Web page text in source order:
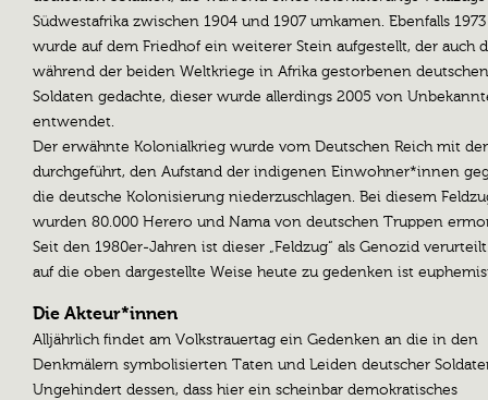
Südwestafrika zwischen 1904 und 1907 umkamen. Ebenfalls 1973
wurde auf dem Friedhof ein weiterer Stein aufgestellt, der auch
während der beiden Weltkriege in Afrika gestorbenen deutschen
Soldaten gedachte, dieser wurde allerdings 2005 von
entwendet.
Der erwähnte Kolonialkrieg wurde vom Deutschen Reich mit
durchgeführt, den Aufstand der indigenen Einwohner*innen
die deutsche Kolonisierung niederzuschlagen. Bei diesem
wurden 80.000 Herero und Nama von deutschen Truppen
Seit den 1980er-Jahren ist dieser „Feldzug“ als Genozid
auf die oben dargestellte Weise heute zu gedenken ist
Die Akteur*innen
Alljährlich findet am Volkstrauertag ein Gedenken an die in den
Denkmälern symbolisierten Taten und Leiden deutscher
Ungehindert dessen, dass hier ein scheinbar demokratisches